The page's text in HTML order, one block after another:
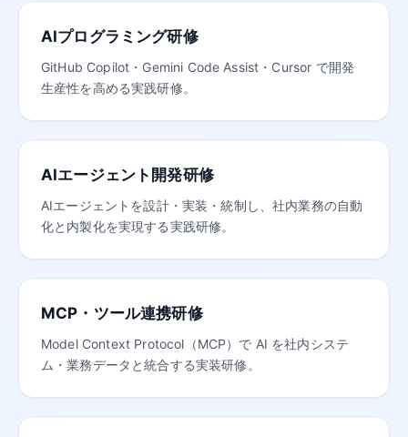
AIプログラミング研修
GitHub Copilot・Gemini Code Assist・Cursor で開発
生産性を高める実践研修。
AIエージェント開発研修
AIエージェントを設計・実装・統制し、社内業務の自動
化と内製化を実現する実践研修。
MCP・ツール連携研修
Model Context Protocol（MCP）で AI を社内システ
ム・業務データと統合する実装研修。